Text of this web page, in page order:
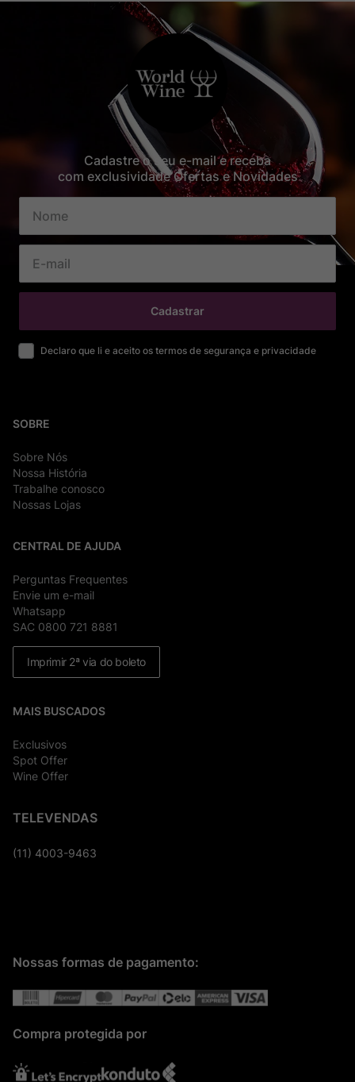
Cadastre o seu e-mail e receba
com exclusividade Ofertas e Novidades
Cadastrar
Declaro que li e aceito os termos de segurança e privacidade
SOBRE
Sobre Nós
Nossa História
Trabalhe conosco
Nossas Lojas
CENTRAL DE AJUDA
Perguntas Frequentes
Envie um e-mail
Whatsapp
SAC 0800 721 8881
Imprimir 2ª via do boleto
MAIS BUSCADOS
Exclusivos
Spot Offer
Wine Offer
TELEVENDAS
(11) 4003-9463
Nossas formas de pagamento:
Compra protegida por